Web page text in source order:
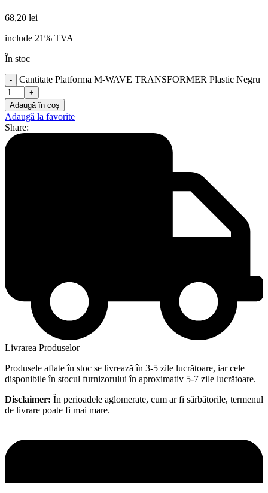
68,20 lei
include 21% TVA
În stoc
Cantitate Platforma M-WAVE TRANSFORMER Plastic Negru
Adaugă în coș
Adaugă la favorite
Share:
Livrarea Produselor
Produsele aflate în stoc se livrează în 3-5 zile lucrătoare, iar cele
disponibile în stocul furnizorului în aproximativ 5-7 zile lucrătoare.
Disclaimer: În perioadele aglomerate, cum ar fi sărbătorile, termenul
de livrare poate fi mai mare.